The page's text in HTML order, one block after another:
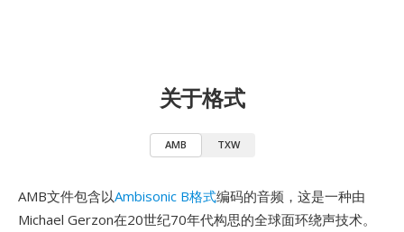
关于格式
AMB TXW
AMB文件包含以Ambisonic B格式编码的音频，这是一种由
Michael Gerzon在20世纪70年代构思的全球面环绕声技术。